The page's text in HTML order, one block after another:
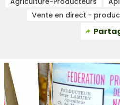
Vente en direct -